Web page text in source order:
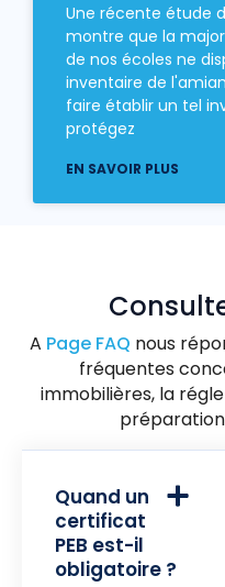
Une récente étude
montre que la
de nos écoles ne
inventaire de
faire établir un tel
protégez
EN SAVOIR PLUS
A Page FAQ nous
fréquentes
immobilières, la
Quand un
certificat
PEB est-il
obligatoire ?